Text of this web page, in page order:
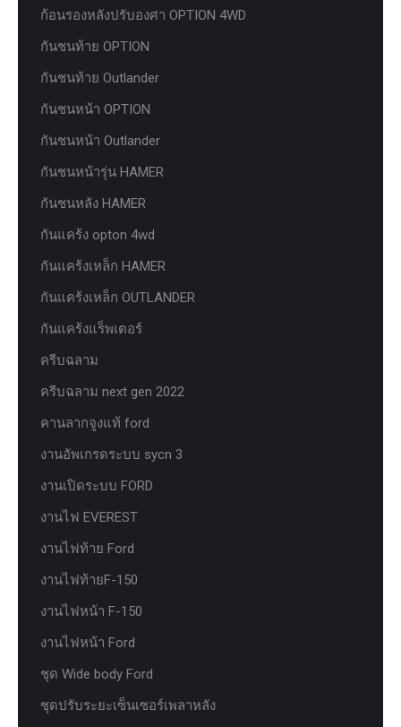
ก้อนรองหลังปรับองศา OPTION 4WD
กันชนท้าย OPTION
กันชนท้าย Outlander
กันชนหน้า OPTION
กันชนหน้า Outlander
กันชนหน้ารุ่น HAMER
กันชนหลัง HAMER
กันแคร้ง opton 4wd
กันแคร้งเหล็ก HAMER
กันแคร้งเหล็ก OUTLANDER
กันแคร้งแร็พเตอร์
ครีบฉลาม
ครีบฉลาม next gen 2022
คานลากจูงแท้ ford
งานอัพเกรดระบบ sycn 3
งานเปิดระบบ FORD
งานไฟ EVEREST
งานไฟท้าย Ford
งานไฟท้ายF-150
งานไฟหน้า F-150
งานไฟหน้า Ford
ชุด Wide body Ford
ชุดปรับระยะเซ็นเซอร์เพลาหลัง